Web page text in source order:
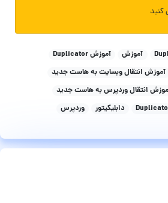
آموزش
آموزش Duplicator
آموزش انتقال وبسایت به هاست جدید
انتقال وردپرس به هاست جدید
دابلیکیتور وردپرس